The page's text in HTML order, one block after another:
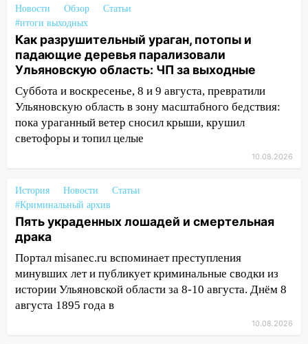
ликвидировали крупный пожар
17:15 Прогноз погоды на 10 августа в
Ульяновской области
16:00 В Ульяновске во время шторма на
Волге пропал известный блогер: нужна
помощь в поисках
15:28 Соцсети: на «Ауди» упало дерево
в Новом городе
многоэтажке
14:18 Гинеколог рассказала о том, с
какими сложностями сталкиваются
молодые мамы
13:02 Соцсети: на улице Розы
Люксембург дерево упало на
автомобиль
Новости Обзор
Статьи
#итоги выходных
Как разрушительный ураган, потопы и
падающие деревья парализовали
Ульяновскую область: ЧП за выходные
Суббота и воскресенье, 8 и 9 августа, превратили
Ульяновскую область в зону масштабного бедствия:
пока ураганный ветер сносил крыши, крушил
светофоры и топил целые
10.08.2026
История Новости
Статьи
#Криминальный архив
Пять украденных лошадей и смертельная
драка
Портал misanec.ru вспоминает преступления
минувших лет и публикует криминальные сводки из
истории Ульяновской области за 8-10 августа. Днём 8
августа 1895 года в
10.08.2026